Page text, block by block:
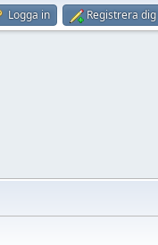
Logga in Registrera dig